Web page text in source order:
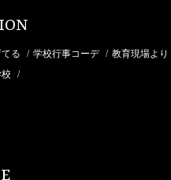
る / 学校行事コーデ / 教育現場より
/